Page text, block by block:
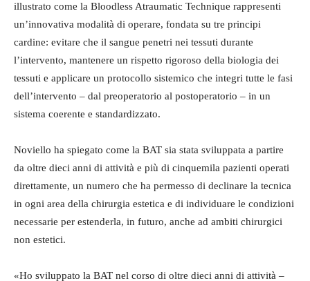
illustrato come la Bloodless Atraumatic Technique rappresenti
un’innovativa modalità di operare, fondata su tre principi
cardine: evitare che il sangue penetri nei tessuti durante
l’intervento, mantenere un rispetto rigoroso della biologia dei
tessuti e applicare un protocollo sistemico che integri tutte le fasi
dell’intervento – dal preoperatorio al postoperatorio – in un
sistema coerente e standardizzato.
Noviello ha spiegato come la BAT sia stata sviluppata a partire
da oltre dieci anni di attività e più di cinquemila pazienti operati
direttamente, un numero che ha permesso di declinare la tecnica
in ogni area della chirurgia estetica e di individuare le condizioni
necessarie per estenderla, in futuro, anche ad ambiti chirurgici
non estetici.
«Ho sviluppato la BAT nel corso di oltre dieci anni di attività –